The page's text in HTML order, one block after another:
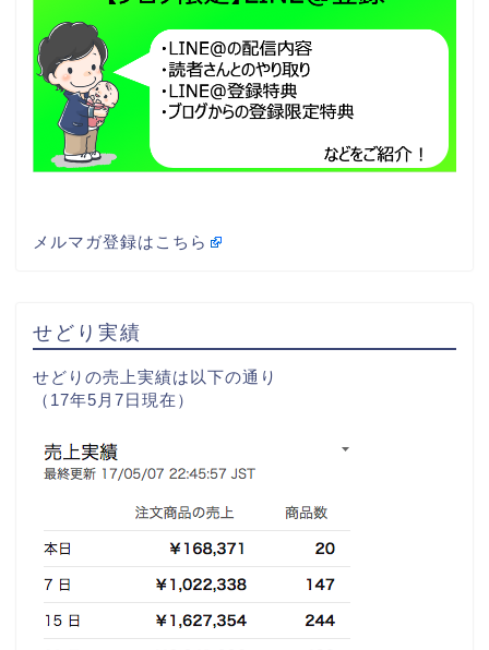
メルマガ登録はこちら
せどり実績
せどりの売上実績は以下の通り
（17年5月7日現在）